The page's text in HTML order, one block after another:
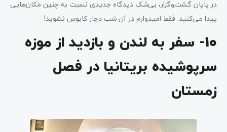
در پایان گشت‌وگزار، بی‌شک دیدگاه جدیدی نسبت به چنین مکان‌هایی
پیدا می‌کنید. فقط امیدوارم در آن شب دچار کابوس نشوید!
10- سفر به لندن و بازدید از موزه
سرپوشیده بریتانیا در فصل
زمستان